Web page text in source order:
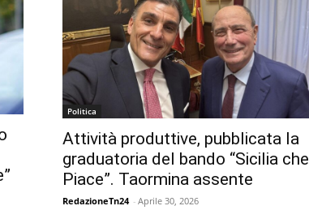
Politica
Attività produttive, pubblicata la
graduatoria del bando “Sicilia che
Piace”. Taormina assente
RedazioneTn24 - Aprile 30, 2026